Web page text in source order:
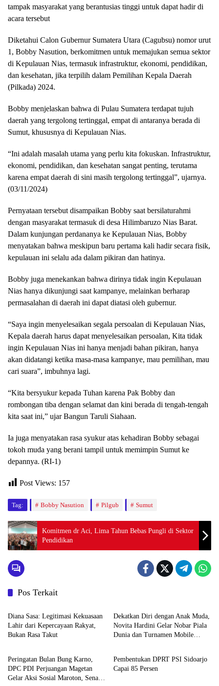
tampak masyarakat yang berantusias tinggi untuk dapat hadir di
acara tersebut
Diketahui Calon Gubernur Sumatera Utara (Cagubsu) nomor urut
1, Bobby Nasution, berkomitmen untuk memajukan semua sektor
di Kepulauan Nias, termasuk infrastruktur, ekonomi, pendidikan,
dan kesehatan, jika terpilih dalam Pemilihan Kepala Daerah
(Pilkada) 2024.
Bobby menjelaskan bahwa di Pulau Sumatera terdapat tujuh
daerah yang tergolong tertinggal, empat di antaranya berada di
Sumut, khususnya di Kepulauan Nias.
“Ini adalah masalah utama yang perlu kita fokuskan. Infrastruktur,
ekonomi, pendidikan, dan kesehatan sangat penting, terutama
karena empat daerah di sini masih tergolong tertinggal”, ujarnya.
(03/11/2024)
Pernyataan tersebut disampaikan Bobby saat bersilaturahmi
dengan masyarakat termasuk di desa Hilimbaruzo Nias Barat.
Dalam kunjungan perdananya ke Kepulauan Nias, Bobby
menyatakan bahwa meskipun baru pertama kali hadir secara fisik,
kepulauan ini selalu ada dalam pikiran dan hatinya.
Bobby juga menekankan bahwa dirinya tidak ingin Kepulauan
Nias hanya dikunjungi saat kampanye, melainkan berharap
permasalahan di daerah ini dapat diatasi oleh gubernur.
“Saya ingin menyelesaikan segala persoalan di Kepulauan Nias,
Kepala daerah harus dapat menyelesaikan persoalan, Kita tidak
ingin Kepulauan Nias ini hanya menjadi bahan pikiran, hanya
akan didatangi ketika masa-masa kampanye, mau pemilihan, mau
cari suara”, imbuhnya lagi.
“Kita bersyukur kepada Tuhan karena Pak Bobby dan
rombongan tiba dengan selamat dan kini berada di tengah-tengah
kita saat ini,” ujar Bangun Taruli Siahaan.
Ia juga menyatakan rasa syukur atas kehadiran Bobby sebagai
tokoh muda yang berani tampil untuk memimpin Sumut ke
depannya. (RI-1)
Post Views: 157
Tag: Bobby Nasution Pilgub Sumut
Komitmen dr Aci, Lima Tahun Bebas Pungli di Sektor
Pendidikan
Pos Terkait
Politik
Diana Sasa: Legitimasi Kekuasaan
Lahir dari Kepercayaan Rakyat,
Bukan Rasa Takut
Dekatkan Diri dengan Anak Muda,
Novita Hardini Gelar Nobar Piala
Dunia dan Turnamen Mobile
Politik
Peringatan Bulan Bung Karno,
DPC PDI Perjuangan Magetan
Gelar Aksi Sosial Maroton, Senam,
Politik
Pembentukan DPRT PSI Sidoarjo
Capai 85 Persen
Politik